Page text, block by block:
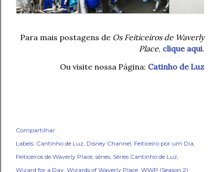
Para mais postagens de Os Feiticeiros de Waverly
Place, clique aqui.
Ou visite nossa Página: Catinho de Luz
Compartilhar
Labels: Cantinho de Luz Disney Channel Feiticeiro por um Dia
Feiticeiros de Waverly Place séries Séries Cantinho de Luz
Wizard for a Day Wizards of Waverly Place WWP (Season 2)